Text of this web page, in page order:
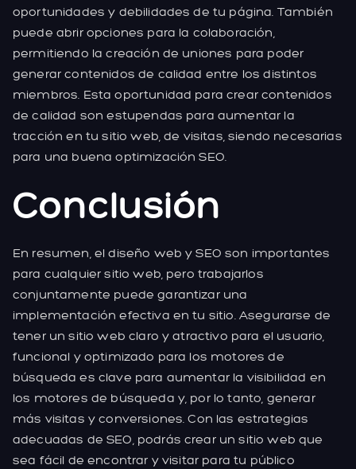
oportunidades y debilidades de tu página. También
puede abrir opciones para la colaboración,
permitiendo la creación de uniones para poder
generar contenidos de calidad entre los distintos
miembros. Esta oportunidad para crear contenidos
de calidad son estupendas para aumentar la
tracción en tu sitio web, de visitas, siendo necesarias
para una buena optimización SEO.
Conclusión
En resumen, el diseño web y SEO son importantes
para cualquier sitio web, pero trabajarlos
conjuntamente puede garantizar una
implementación efectiva en tu sitio. Asegurarse de
tener un sitio web claro y atractivo para el usuario,
funcional y optimizado para los motores de
búsqueda es clave para aumentar la visibilidad en
los motores de búsqueda y, por lo tanto, generar
más visitas y conversiones. Con las estrategias
adecuadas de SEO, podrás crear un sitio web que
sea fácil de encontrar y visitar para tu público